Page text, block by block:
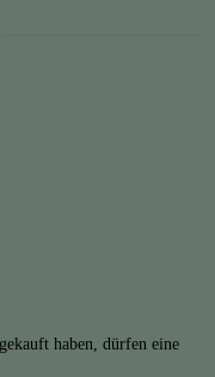
haben, dürfen eine